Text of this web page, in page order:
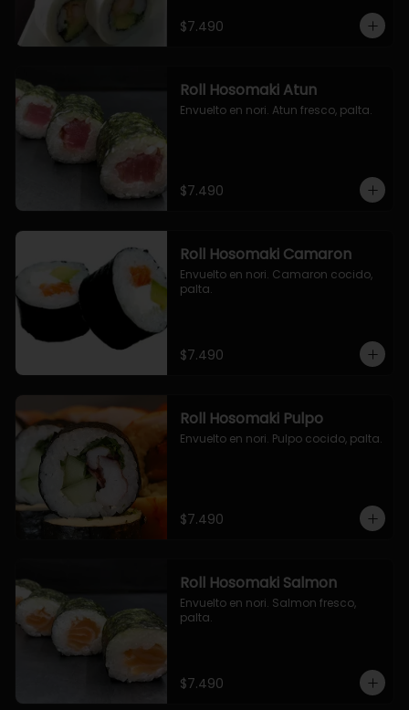
$7.490
Roll Hosomaki Atun
Envuelto en nori. Atun fresco, palta.
$7.490
Roll Hosomaki Camaron
Envuelto en nori. Camaron cocido,
palta.
$7.490
Roll Hosomaki Pulpo
Envuelto en nori. Pulpo cocido, palta.
$7.490
Roll Hosomaki Salmon
Envuelto en nori. Salmon fresco,
palta.
$7.490